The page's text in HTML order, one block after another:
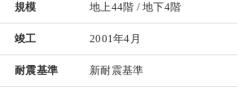
規模 地上44階 / 地下4階
竣工 2001年4月
耐震基準 新耐震基準